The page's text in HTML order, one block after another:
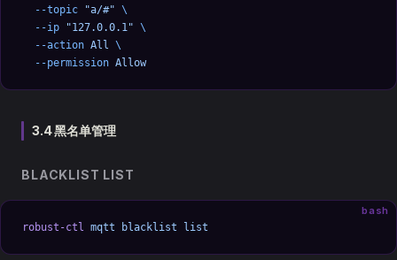
  --topic
"a/#" \
  --ip
"127.0.0.1" \
  --action
All \
  --permission
Allow
3.4 黑名单管理
BLACKLIST LIST
bash
robust-ctl mqtt blacklist list